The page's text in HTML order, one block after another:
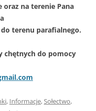
oraz na terenie Pana
do terenu parafialnego.
chętnych do pomocy
, Informacje,Sołectwo,